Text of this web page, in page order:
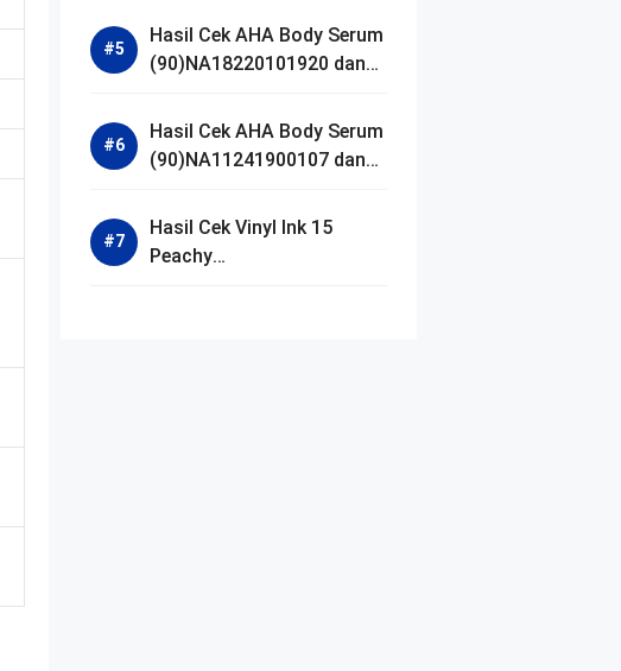
Izin BPOM
Hasil Cek AHA Body Serum
(90)NA18220101920 dan
Hasil Cek AHA Body Serum
(90)NA11241900107 dan
Hasil Cek Vinyl Ink 15
Peachy